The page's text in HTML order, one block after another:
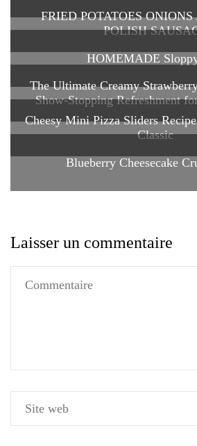
FRIED POTATOES
POLISH
HOMEMADE
The Ultimate Creamy
Show-Stopping Refreshment
Cheesy Mini Pizza Sliders
Classic
Blueberry Cheesecake
Laisser un commentaire